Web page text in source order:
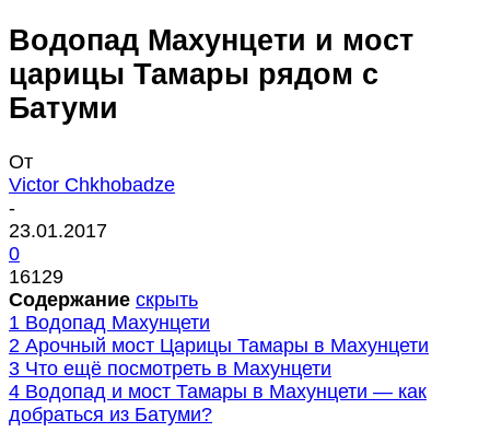
Водопад Махунцети и мост
царицы Тамары рядом с
Батуми
От
Victor Chkhobadze
-
23.01.2017
0
16129
Содержание скрыть
1 Водопад Махунцети
2 Арочный мост Царицы Тамары в Махунцети
3 Что ещё посмотреть в Махунцети
4 Водопад и мост Тамары в Махунцети — как
добраться из Батуми?